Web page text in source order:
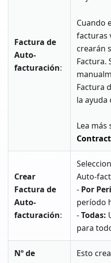
Factura de
Auto-
facturación:
Cuando
facturas
crearán
Factura.
Factura
la ayuda
Lea más
Crear
Factura de
Auto-
facturación:
Auto-
- Por
período
-Todas:
para
Nº de
Esto